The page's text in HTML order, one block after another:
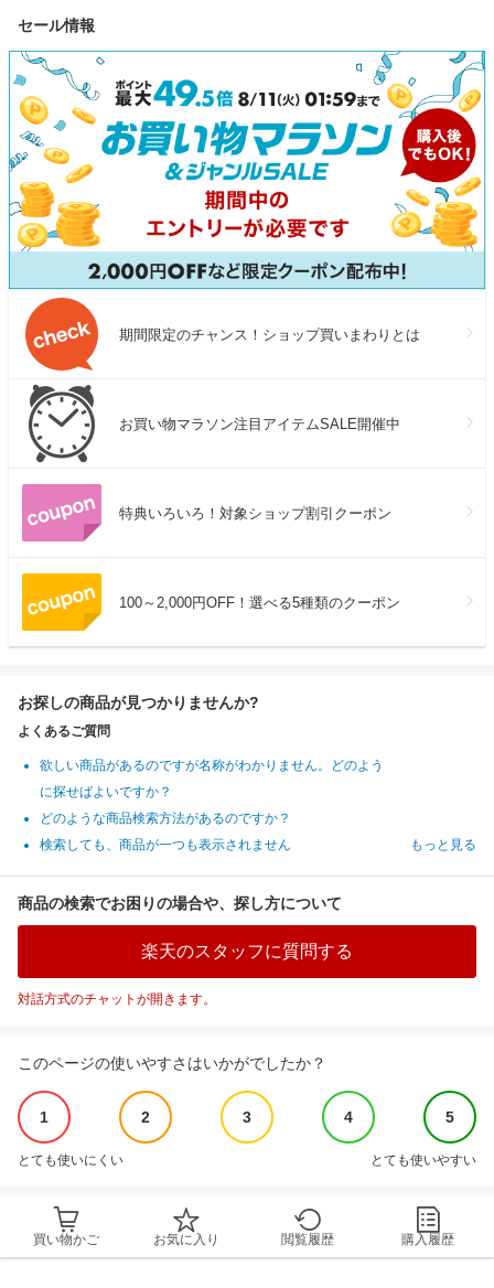
セール情報
期間限定のチャンス！ショップ買いまわりとは
お買い物マラソン注目アイテムSALE開催中
特典いろいろ！対象ショップ割引クーポン
100～2,000円OFF！選べる5種類のクーポン
お探しの商品が見つかりませんか?
よくあるご質問
欲しい商品があるのですが名称がわかりません。どのよう
に探せばよいですか？
どのような商品検索方法があるのですか？
検索しても、商品が一つも表示されません
もっと見る
商品の検索でお困りの場合や、探し方について
楽天のスタッフに質問する
対話方式のチャットが開きます。
このページの使いやすさはいかがでしたか？
1 2 3 4 5
とても使いにくい とても使いやすい
買い物かご お気に入り 閲覧履歴 購入履歴